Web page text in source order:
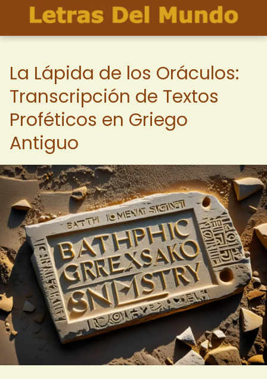
La Lápida de los Oráculos:
Transcripción de Textos
Proféticos en Griego
Antiguo